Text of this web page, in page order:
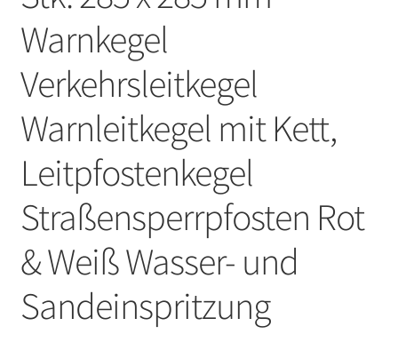
Warnkegel
Verkehrsleitkegel
Warnleitkegel mit Kett,
Leitpfostenkegel
Straßensperrpfosten Rot
& Weiß Wasser- und
Sandeinspritzung